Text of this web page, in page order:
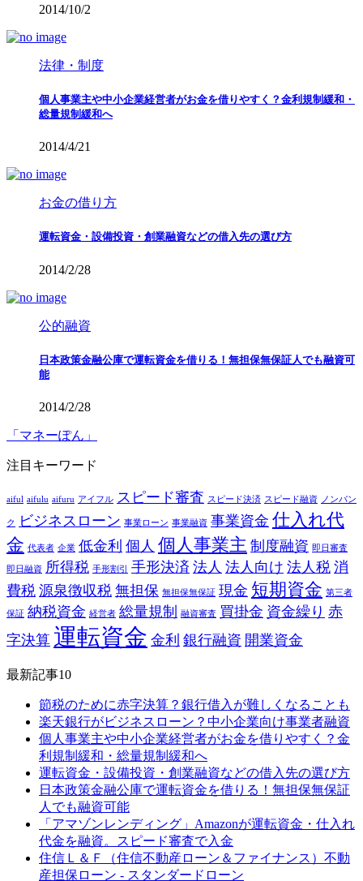
2014/10/2
法律・制度
個人事業主や中小企業経営者がお金を借りやすく？金利規制緩和・
総量規制緩和へ
2014/4/21
お金の借り方
運転資金・設備投資・創業融資などの借入先の選び方
2014/2/28
公的融資
日本政策金融公庫で運転資金を借りる！無担保無保証人でも融資可
能
2014/2/28
「マネーぽん」
注目キーワード
aiful aifulu aifuru アイフル スピード審査 スピード決済 スピード融資 ノンバン
ク ビジネスローン 事業ローン 事業融資 事業資金 仕入れ代
金 代表者 企業 低金利 個人 個人事業主 制度融資 即日審査
即日融資 所得税 手形割引 手形決済 法人 法人向け 法人税 消
費税 源泉徴収税 無担保 無担保無保証 現金 短期資金 第三者
保証 納税資金 経営者 総量規制 融資審査 買掛金 資金繰り 赤
字決算 運転資金 金利 銀行融資 開業資金
最新記事10
節税のために赤字決算？銀行借入が難しくなることも
楽天銀行がビジネスローン？中小企業向け事業者融資
個人事業主や中小企業経営者がお金を借りやすく？金
利規制緩和・総量規制緩和へ
運転資金・設備投資・創業融資などの借入先の選び方
日本政策金融公庫で運転資金を借りる！無担保無保証
人でも融資可能
「アマゾンレンディング」Amazonが運転資金・仕入れ
代金を融資。スピード審査で入金
住信Ｌ＆Ｆ（住信不動産ローン＆ファイナンス）不動
産担保ローン - スタンダードローン